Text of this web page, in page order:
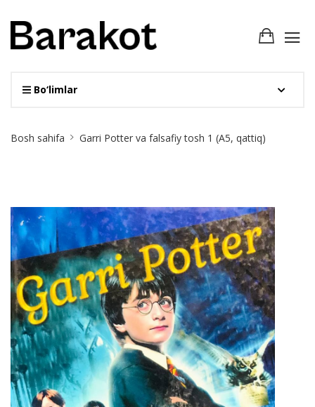
Bo‘limlar
Breadcrumb
Bosh sahifa Garri Potter va falsafiy tosh 1 (А5, qattiq)